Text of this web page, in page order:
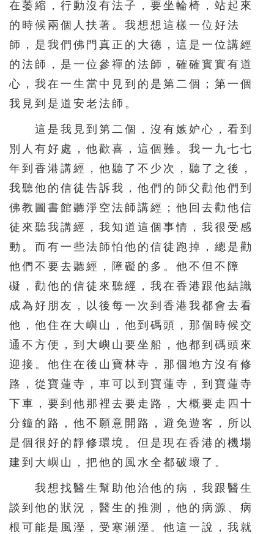
在萎縮，行動沒有法子，要坐輪椅，站起來
的時候兩個人扶著。我想想這樣一位好法
師，是我們佛門真正的大德，這是一位講經
的法師，是一位參禪的法師，確確實實有道
心，我在一生當中見到的是第二個；第一個
我見到是道安老法師。
這是我見到第二個，沒有嫉妒心，看到
別人有好處，他歡喜，這個難。我一九七七
年到香港講經，他聽了不少次，聽了之後，
我聽他的信徒告訴我，他們的師父勸他們到
佛教圖書館聽淨空法師講經；他回去勸他信
徒來聽我講經，我知道這個事情，我很受感
動。而有一些法師怕他的信徒跑掉，總是勸
他們不要去聽經，障礙的多。他不但不障
礙，勸他的信徒來聽經，我在香港跟他結識
成為好朋友，以後每一次到香港我都會去看
他，他住在大嶼山，他到碼頭，那個時候交
通不方便，到大嶼山要坐船，他都到碼頭來
迎接。他住在後山寶林寺，那個地方沒有修
路，從寶蓮寺，車可以到寶蓮寺，到寶蓮寺
下車，要到他那裡去要走路，大概要走四十
分鐘的路，他不願意開路，避免遊客，所以
是個很好的靜修環境。但是現在香港的機場
建到大嶼山，把他的風水全都破壞了。
我想找醫生幫助他治他的病，我跟醫生
談到他的狀況，醫生的推測，他的病源、病
根可能是風溼，受寒潮溼。他這一說，我就